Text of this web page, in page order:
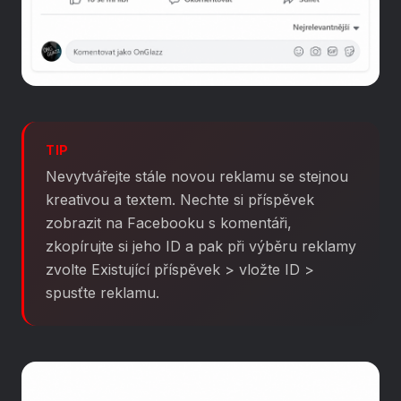
TIP
Nevytvářejte stále novou reklamu se stejnou
kreativou a textem. Nechte si příspěvek
zobrazit na Facebooku s komentáři,
zkopírujte si jeho ID a pak při výběru reklamy
zvolte Existující příspěvek > vložte ID >
spusťte reklamu.